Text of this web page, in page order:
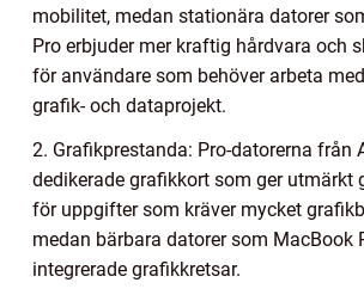
mobilitet, medan stationära datorer
Pro erbjuder mer kraftig hårdvara och
för användare som behöver arbeta
grafik- och dataprojekt.
2. Grafikprestanda: Pro-datorerna från
dedikerade grafikkort som ger utmärkt
för uppgifter som kräver mycket
medan bärbara datorer som MacBook
integrerade grafikkretsar.